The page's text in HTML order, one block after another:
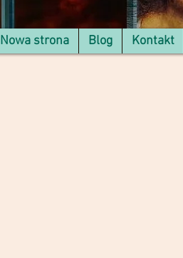
Nowa strona Blog Kontakt